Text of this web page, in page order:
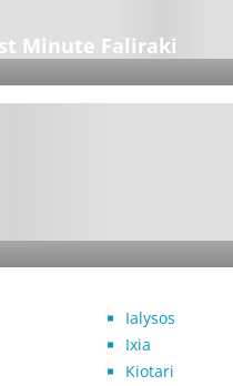
Minute Faliraki
Ialysos
Ixia
Kiotari